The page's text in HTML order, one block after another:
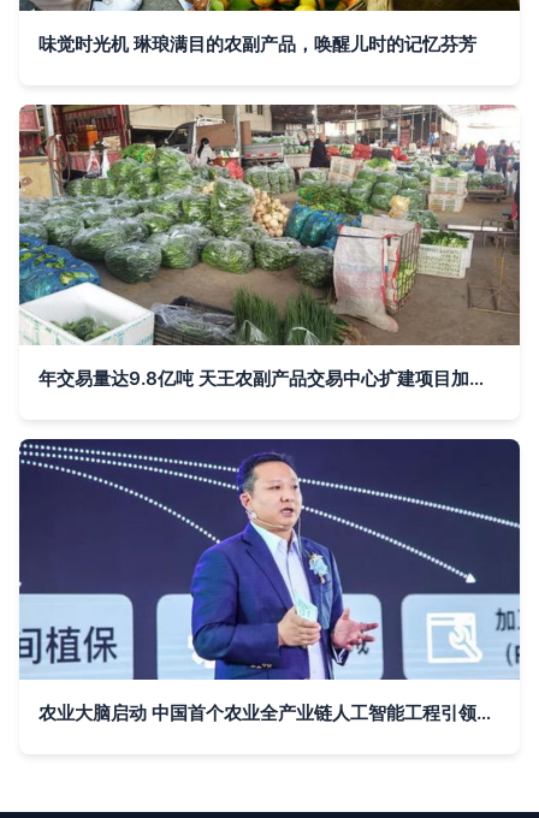
味觉时光机 琳琅满目的农副产品，唤醒儿时的记忆芬芳
年交易量达9.8亿吨 天王农副产品交易中心扩建项目加速推进
农业大脑启动 中国首个农业全产业链人工智能工程引领农副产品新变革